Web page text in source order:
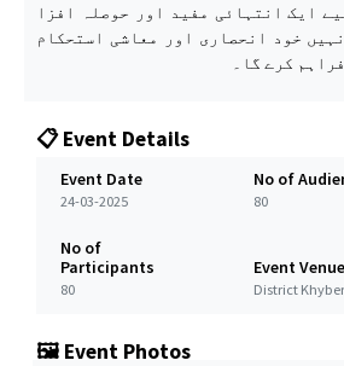
ایک انتہائی مفید اور حوصلہ افزا
خود انحصاری اور معاشی استحکام
کرے گا۔
📋 Event Details
Event Date
24-03-2025
No of
80
No of
Participants
80
Event Venue
District Khyber
🖼️ Event Photos